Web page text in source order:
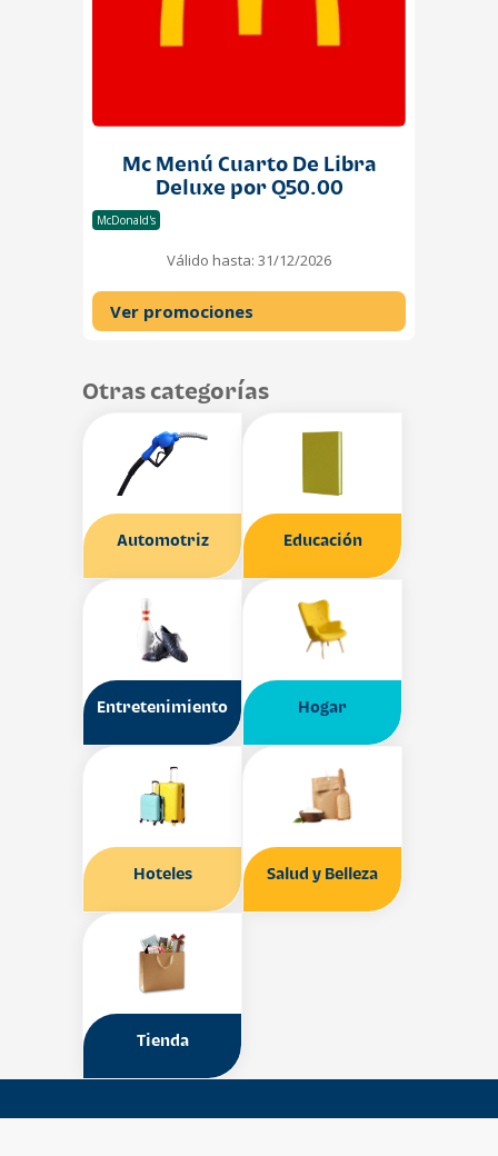
Mc Menú Cuarto De Libra
Deluxe por Q50.00
McDonald's
Válido hasta: 31/12/2026
Ver promociones
Otras categorías
Automotriz Educación
Entretenimiento Hogar
Hoteles Salud y Belleza
Tienda